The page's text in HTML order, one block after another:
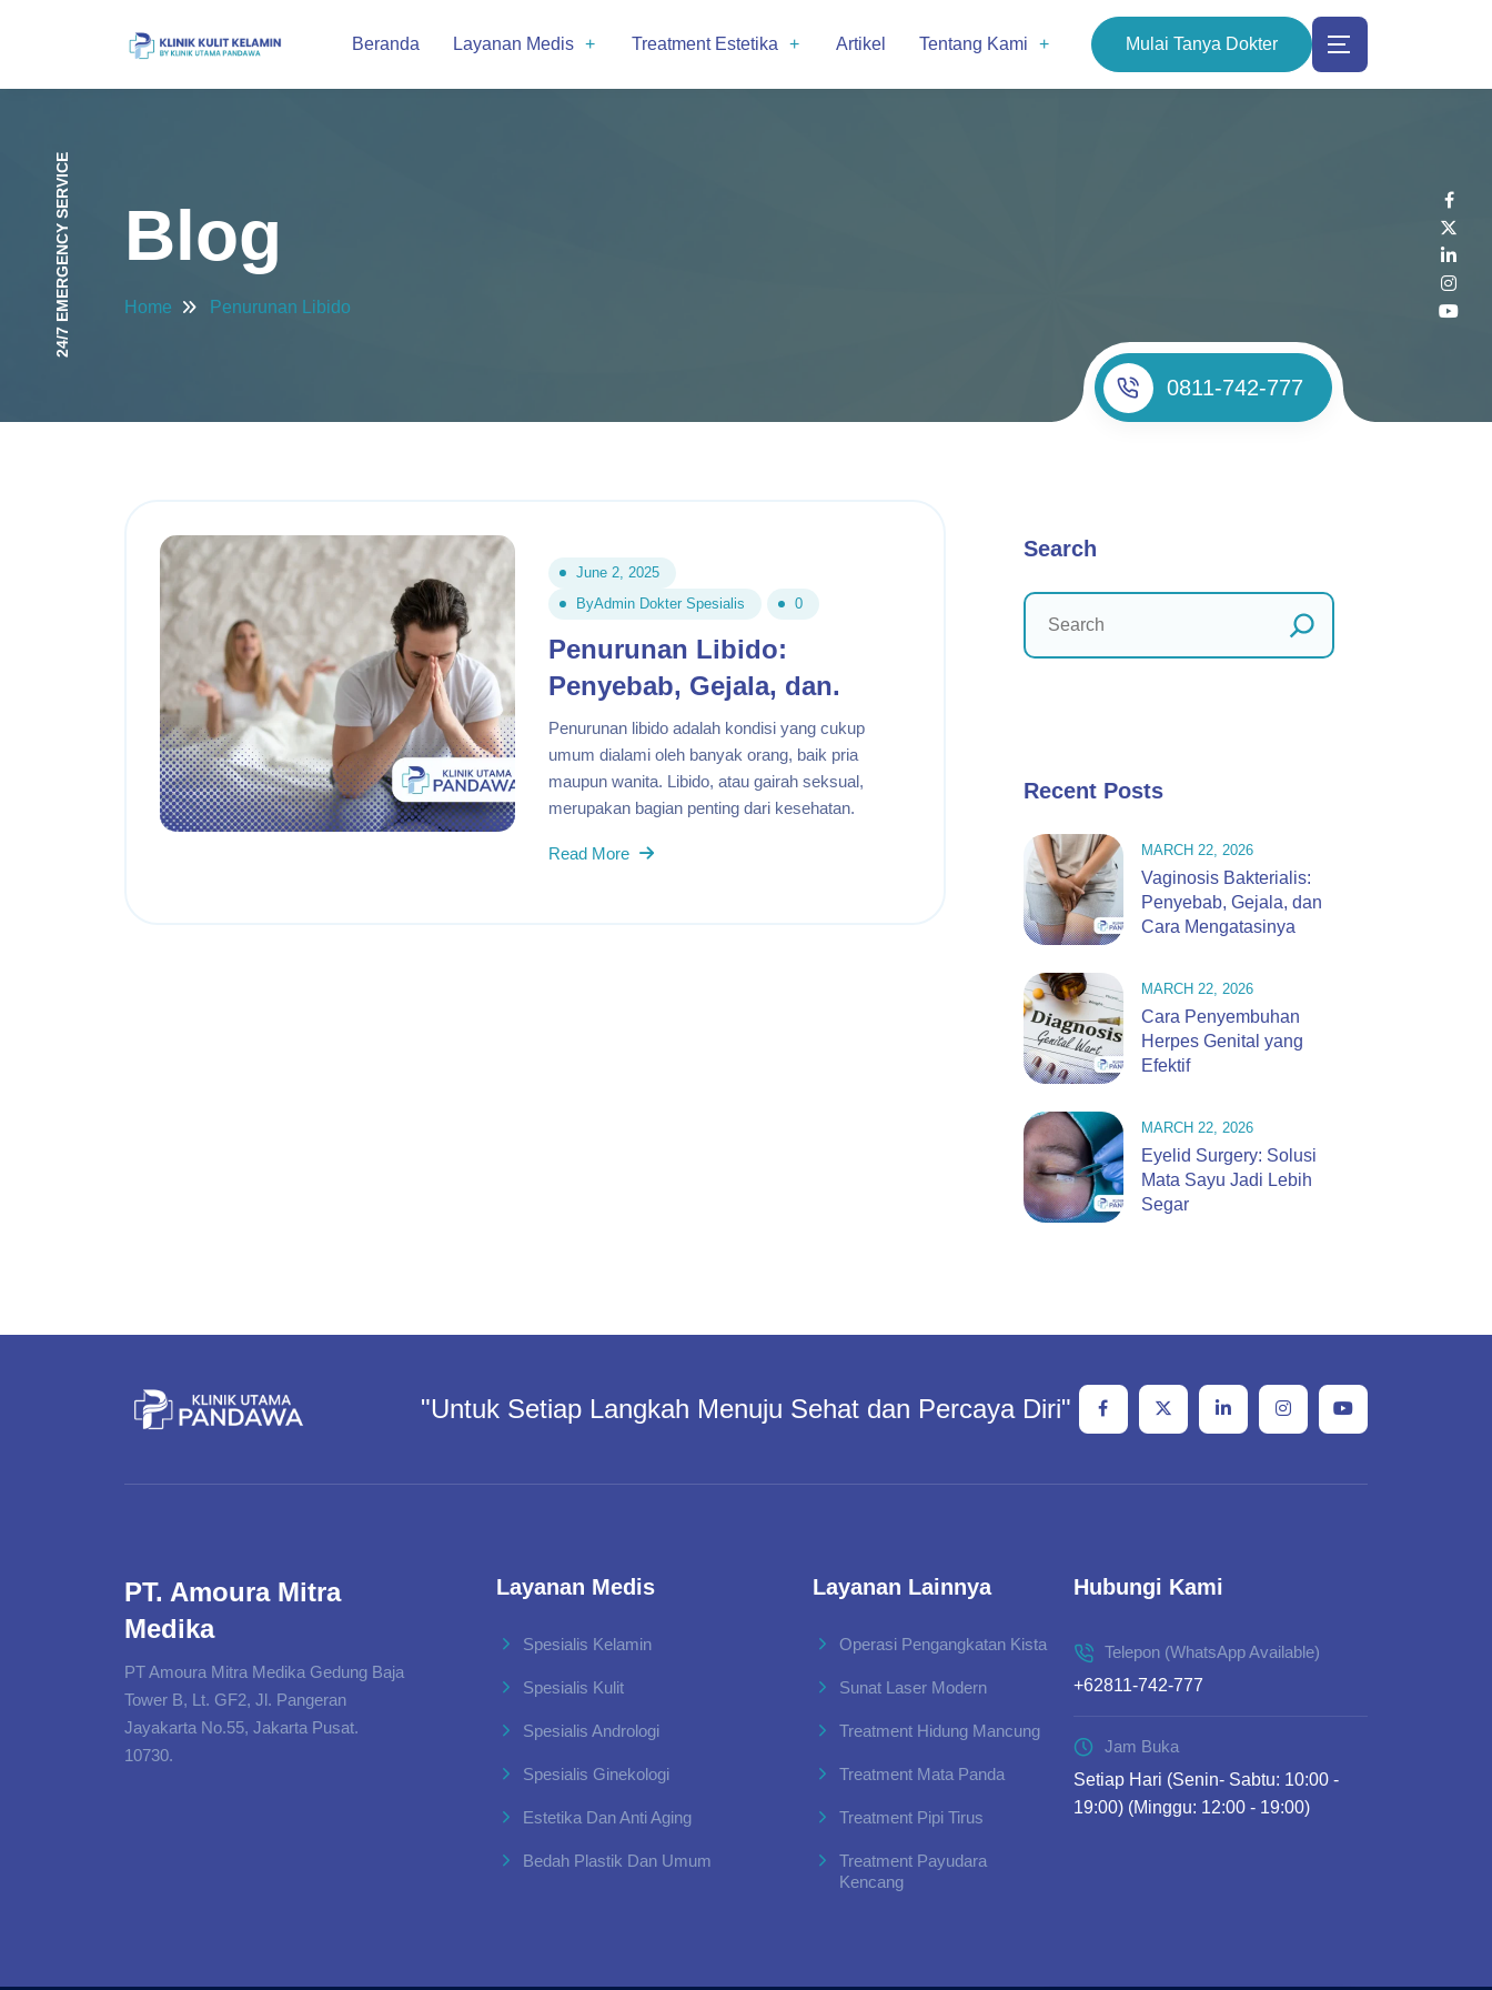
Beranda Layanan Medis Treatment Estetika Artikel Tentang Kami Mulai Tanya Dokter
Blog
Home Penurunan Libido
0811-742-777
24/7 EMERGENCY SERVICE
June 2, 2025
ByAdmin Dokter Spesialis 0
Penurunan Libido:
Penyebab, Gejala, dan.
Penurunan libido adalah kondisi yang cukup
umum dialami oleh banyak orang, baik pria
maupun wanita. Libido, atau gairah seksual,
merupakan bagian penting dari kesehatan.
Read More
Search
Recent Posts
MARCH 22, 2026
Vaginosis Bakterialis:
Penyebab, Gejala, dan
Cara Mengatasinya
MARCH 22, 2026
Cara Penyembuhan
Herpes Genital yang
Efektif
MARCH 22, 2026
Eyelid Surgery: Solusi
Mata Sayu Jadi Lebih
Segar
"Untuk Setiap Langkah Menuju Sehat dan Percaya Diri"
PT. Amoura Mitra
Medika
PT Amoura Mitra Medika Gedung Baja
Tower B, Lt. GF2, Jl. Pangeran
Jayakarta No.55, Jakarta Pusat.
10730.
Layanan Medis
Spesialis Kelamin
Spesialis Kulit
Spesialis Andrologi
Spesialis Ginekologi
Estetika Dan Anti Aging
Bedah Plastik Dan Umum
Layanan Lainnya
Operasi Pengangkatan Kista
Sunat Laser Modern
Treatment Hidung Mancung
Treatment Mata Panda
Treatment Pipi Tirus
Treatment Payudara
Kencang
Hubungi Kami
Telepon (WhatsApp Available)
+62811-742-777
Jam Buka
Setiap Hari (Senin- Sabtu: 10:00 -
19:00) (Minggu: 12:00 - 19:00)